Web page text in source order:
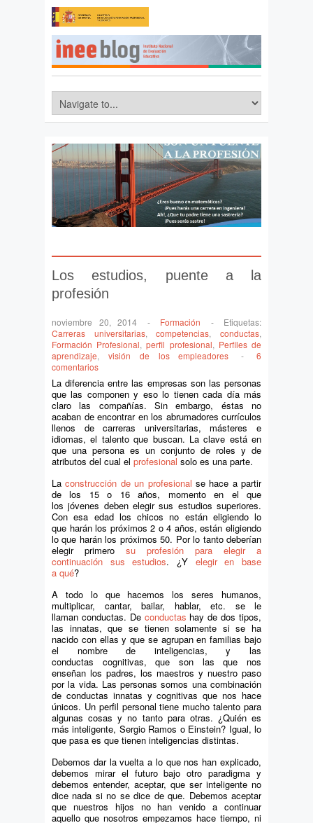
Los estudios, puente a la
profesión
noviembre 20, 2014 - Formación -
Etiquetas:
Carreras universitarias,competencias,conductas,
Formación Profesional,perfil profesional, Perfiles de
aprendizaje, visión de los empleadores -
6
comentarios
La diferencia entre las empresas son las personas
que las componen y eso lo tienen cada día más
claro las compañías. Sin embargo, éstas no
acaban de encontrar en los abrumadores currículos
llenos de carreras universitarias, másteres e
idiomas, el talento que buscan. La clave está en
que una persona es un conjunto de roles y de
atributos del cual el profesional solo es una parte.
Laconstrucción de un profesional se hace a partir
de los 15 o 16 años, momento en el que
los jóvenes deben elegir sus estudios superiores.
Con esa edad los chicos no están eligiendo lo
que harán los próximos 2 o 4 años, están eligiendo
lo que harán los próximos 50. Por lo tanto deberían
elegir primero su profesión para elegir a
continuación sus estudios. ¿Y elegir en base
a qué?
A todo lo que hacemos los seres humanos,
multiplicar, cantar, bailar, hablar, etc. se le
llaman conductas. De conductas hay de dos tipos,
las innatas, que se tienen solamente si se ha
nacido con ellas y que se agrupan en familias bajo
el nombre de inteligencias, y las
conductas cognitivas, que son las que nos
enseñan los padres, los maestros y nuestro paso
por la vida. Las personas somos una combinación
de conductas innatas y cognitivas que nos hace
únicos. Un perfil personal tiene mucho talento para
algunas cosas y no tanto para otras. ¿Quién es
más inteligente, Sergio Ramos o Einstein? Igual, lo
que pasa es que tienen inteligencias distintas.
Debemos dar la vuelta a lo que nos han explicado,
debemos mirar el futuro bajo otro paradigma y
debemos entender, aceptar, que ser inteligente no
dice nada si no se dice de que. Debemos aceptar
que nuestros hijos no han venido a continuar
aquello que nosotros empezamos hace tiempo, ni